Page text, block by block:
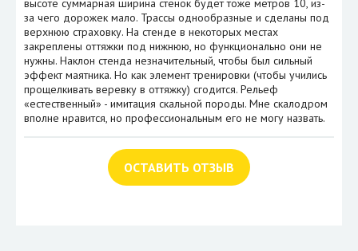
высоте суммарная ширина стенок будет тоже метров 10, из-
за чего дорожек мало. Трассы однообразные и сделаны под
верхнюю страховку. На стенде в некоторых местах
закреплены оттяжки под нижнюю, но функционально они не
нужны. Наклон стенда незначительный, чтобы был сильный
эффект маятника. Но как элемент тренировки (чтобы учились
прощелкивать веревку в оттяжку) сгодится. Рельеф
«естественный» - имитация скальной породы. Мне скалодром
вполне нравится, но профессиональным его не могу назвать.
ОСТАВИТЬ ОТЗЫВ